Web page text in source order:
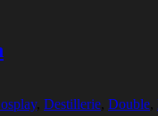
, Destillerie, Double,